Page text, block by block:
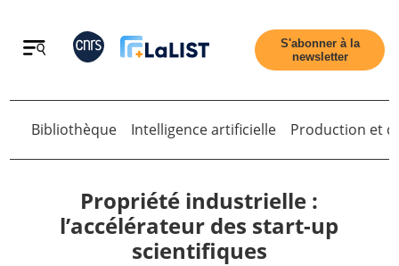
Retour
S'abonner à la
newsletter
Retour
Bibliothèque Intelligence artificielle Production et
Propriété industrielle :
l’accélérateur des start-up
scientifiques